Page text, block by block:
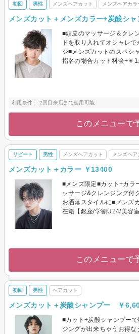
初回 男性 メンズヘアカット メンズヘアカラ
メンズカット＋メンズカラー+炭酸シ
■頭皮のマッサージ＆クレ
ドを取り入れてオシャレ
ジ■メンズカットのスペシ
指名の場合カット料金+￥
利用条件： 2回目来店まで使用可能
このメニューで
リピート 男性 メンズヘアカット メンズヘア
メンズカット＋カラー ￥13400
■メンズ限定■カット+カラ
ッサージ&クレンジング付
お洒落スタイルに■メンズ
在籍【銀座/学割U24/美容室
このメニューで
初回 男性 ヘアカット
メンズカット＋炭酸シャンプー ￥
■カット+炭酸シャンプー
ジングが出来ちゃうお得